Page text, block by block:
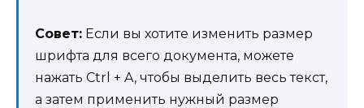
Совет: Если вы хотите изменить размер
шрифта для всего документа, можете
нажать Ctrl + A, чтобы выделить весь текст,
а затем применить нужный размер